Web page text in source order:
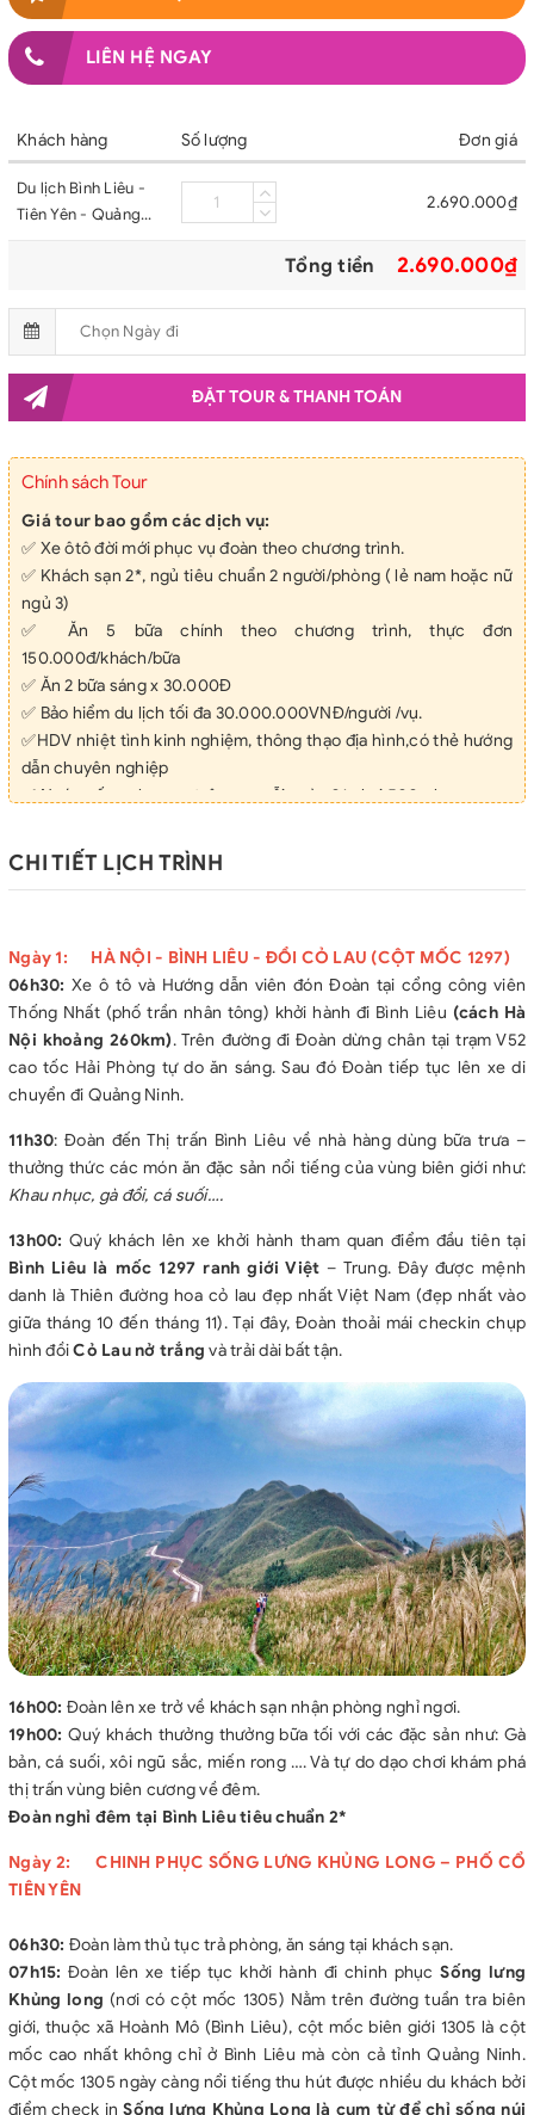
LIÊN HỆ NGAY
Khách hàng Số lượng Đơn giá
Du lịch Bình Liêu -
Tiên Yên - Quảng
2.690.000₫
Tổng tiền 2.690.000₫
ĐẶT TOUR & THANH TOÁN
Chính sách Tour
Giá tour bao gồm các dịch vụ:
✅ Xe ôtô đời mới phục vụ đoàn theo chương trình.
✅ Khách sạn 2*, ngủ tiêu chuẩn 2 người/phòng ( lẻ nam hoặc nữ
ngủ 3)
✅ Ăn 5 bữa chính theo chương trình, thực đơn
150.000đ/khách/bữa
✅ Ăn 2 bữa sáng x 30.000Đ
✅ Bảo hiểm du lịch tối đa 30.000.000VNĐ/người /vụ.
✅HDV nhiệt tình kinh nghiệm, thông thạo địa hình,có thẻ hướng
dẫn chuyên nghiệp
✅ Nước uống phục vụ trên xe, mỗi ngày 01 chai 500ml
Giá tour không bao gồm các dịch vụ:
❌ Chi phí cá nhân, đồ uống trong các bữa ăn và các chi phí khác,
Tiêu chuẩn áp dụng với trẻ em:
❌ Trẻ em từ 1- 4 tuổi miễn phí (bố mẹ tự lo mọi chi phí cho trẻ,
không chiếm chỗ trên xe). 02 người lớn chỉ được kèm theo 01
trẻ miễn phí, từ trẻ thứ 2 tính 75% giá tour (tiêu chuẩn như trẻ
em tính phí).
❌ Trẻ em từ 5-9 tuổi tính 65% giá tour (ăn suất riêng, chỗ ngồi
❌Trẻ em từ 10 tuổi trở lên tính như người lớn
CHI TIẾT LỊCH TRÌNH
Ngày 1: HÀ NỘI - BÌNH LIÊU - ĐỒI CỎ LAU (CỘT MỐC 1297)
06h30: Xe ô tô và Hướng dẫn viên đón Đoàn tại cổng công viên
Thống Nhất (phố trần nhân tông) khởi hành đi Bình Liêu (cách Hà
Nội khoảng 260km). Trên đường đi Đoàn dừng chân tại trạm V52
cao tốc Hải Phòng tự do ăn sáng. Sau đó Đoàn tiếp tục lên xe di
chuyển đi Quảng Ninh.
11h30: Đoàn đến Thị trấn Bình Liêu về nhà hàng dùng bữa trưa –
thưởng thức các món ăn đặc sản nổi tiếng của vùng biên giới như:
Khau nhục, gà đồi, cá suối….
13h00: Quý khách lên xe khởi hành tham quan điểm đầu tiên tại
Bình Liêu là mốc 1297 ranh giới Việt – Trung. Đây được mệnh
danh là Thiên đường hoa cỏ lau đẹp nhất Việt Nam (đẹp nhất vào
giữa tháng 10 đến tháng 11). Tại đây, Đoàn thoải mái checkin chụp
hình đồiCỏ Lau nở trắngvà trải dài bất tận.
16h00: Đoàn lên xe trở về khách sạn nhận phòng nghỉ ngơi.
19h00: Quý khách thưởng thưởng bữa tối với các đặc sản như: Gà
bản, cá suối, xôi ngũ sắc, miến rong …. Và tự do dạo chơi khám phá
thị trấn vùng biên cương về đêm.
Đoàn nghỉ đêm tại Bình Liêu tiêu chuẩn 2*
Ngày 2: CHINH PHỤC SỐNG LƯNG KHỦNG LONG – PHỐ CỔ
TIÊN YÊN
06h30: Đoàn làm thủ tục trả phòng, ăn sáng tại khách sạn.
07h15: Đoàn lên xe tiếp tục khởi hành đi chinh phụcSống lưng
Khủng long (nơi có cột mốc 1305) Nằm trên đường tuần tra biên
giới, thuộc xã Hoành Mô (Bình Liêu), cột mốc biên giới 1305 là cột
mốc cao nhất không chỉ ở Bình Liêu mà còn cả tỉnh Quảng Ninh.
Cột mốc 1305 ngày càng nổi tiếng thu hút được nhiều du khách bởi
điểm check inSống lưng Khủng Long là cụm từ để chỉ sống núi